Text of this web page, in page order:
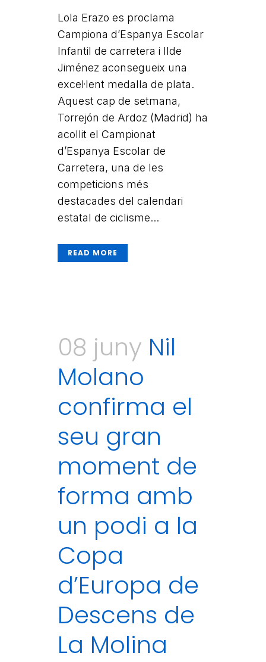
Lola Erazo es proclama
Campiona d’Espanya Escolar
Infantil de carretera i Ilde
Jiménez aconsegueix una
excel·lent medalla de plata.
Aquest cap de setmana,
Torrejón de Ardoz (Madrid) ha
acollit el Campionat
d’Espanya Escolar de
Carretera, una de les
competicions més
destacades del calendari
estatal de ciclisme...
READ MORE
08 juny Nil
Molano
confirma el
seu gran
moment de
forma amb
un podi a la
Copa
d’Europa de
Descens de
La Molina